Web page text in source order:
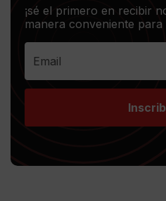
¡sé el primero en recibir
manera conveniente para